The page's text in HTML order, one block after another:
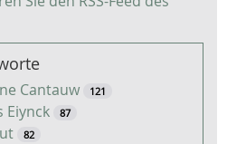
Cantauw 121
Eiynck 87
82